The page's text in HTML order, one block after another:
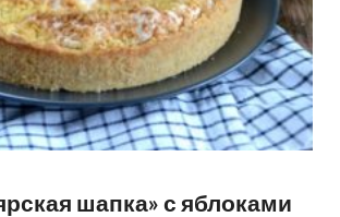
шапка» с яблоками